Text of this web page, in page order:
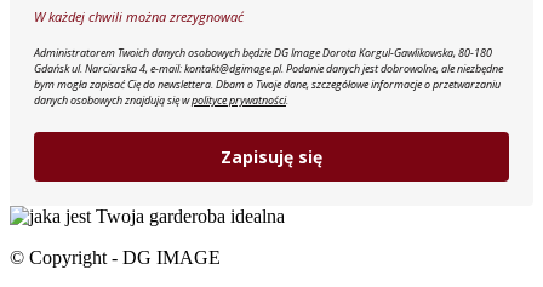
W każdej chwili można zrezygnować
Administratorem Twoich danych osobowych będzie DG Image Dorota Korgul-Gawlikowska, 80-180
Gdańsk ul. Narciarska 4, e-mail: kontakt@dgimage.pl. Podanie danych jest dobrowolne, ale niezbędne
bym mogła zapisać Cię do newslettera. Dbam o Twoje dane, szczegółowe informacje o przetwarzaniu
danych osobowych znajdują się wpolityce prywatności.
Zapisuję się
© Copyright - DG IMAGE